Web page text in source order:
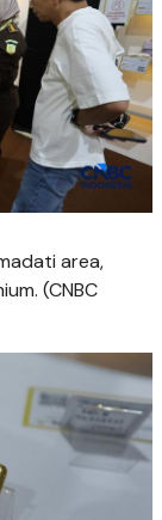
area,
(CNBC